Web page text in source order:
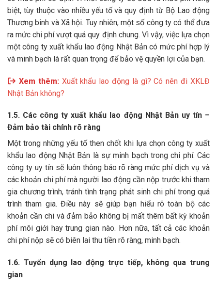
biệt, tùy thuộc vào nhiều yếu tố và quy định từ Bộ Lao động
Thương binh và Xã hội. Tuy nhiên, một số công ty có thể đưa
ra mức chi phí vượt quá quy định chung. Vì vậy, việc lựa chọn
một công ty xuất khẩu lao động Nhật Bản có mức phí hợp lý
và minh bạch là rất quan trọng để bảo vệ quyền lợi của bạn.
Xem thêm: Xuất khẩu lao động là gì? Có nên đi XKLĐ
Nhật Bản không?
1.5. Các công ty xuất khẩu lao động Nhật Bản uy tín –
Đảm bảo tài chính rõ ràng
Một trong những yếu tố then chốt khi lựa chọn công ty xuất
khẩu lao động Nhật Bản là sự minh bạch trong chi phí. Các
công ty uy tín sẽ luôn thông báo rõ ràng mức phí dịch vụ và
các khoản chi phí mà người lao động cần nộp trước khi tham
gia chương trình, tránh tình trạng phát sinh chi phí trong quá
trình tham gia. Điều này sẽ giúp bạn hiểu rõ toàn bộ các
khoản cần chi và đảm bảo không bị mất thêm bất kỳ khoản
phí môi giới hay trung gian nào. Hơn nữa, tất cả các khoản
chi phí nộp sẽ có biên lai thu tiền rõ ràng, minh bạch.
1.6. Tuyển dụng lao động trực tiếp, không qua trung
gian